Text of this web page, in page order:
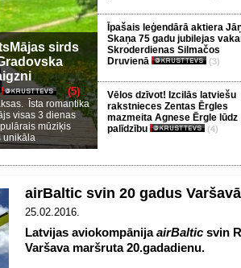
sirds
(5)
Īsta romantika
visas 3 dienas
mūziķis
unikāla
Īpašais leģendārā aktiera
Skaņa 75 gadu jubilejas
Skroderdienas Silmačos
Druvienā
(3)
Vēlos dzīvot! Izcilās latviešu
rakstnieces Zentas Ērgles
mazmeita Agnese Ērgle lūdz
palīdzību
(4)
airBaltic svin 20 gadus Varšavā
25.02.2016.
Latvijas aviokompānijaairBaltic svin
Varšava maršruta 20.gadadienu.